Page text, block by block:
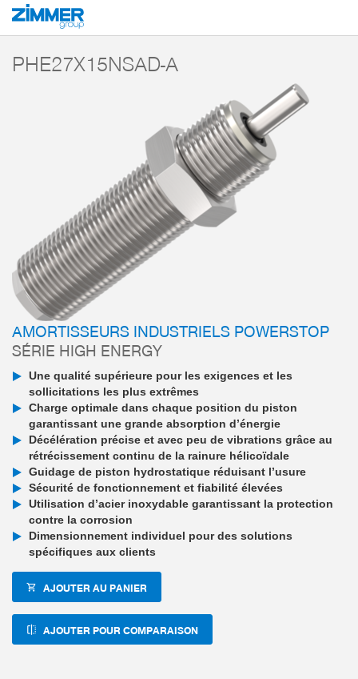
Démarrage Produits
PHE27X15NSAD-A
AMORTISSEURS INDUSTRIELS POWERSTOP
SÉRIE HIGH ENERGY
Une qualité supérieure pour les exigences et les
sollicitations les plus extrêmes
Charge optimale dans chaque position du piston
garantissant une grande absorption d’énergie
Décélération précise et avec peu de vibrations grâce au
rétrécissement continu de la rainure hélicoïdale
Guidage de piston hydrostatique réduisant l’usure
Sécurité de fonctionnement et fiabilité élevées
Utilisation d’acier inoxydable garantissant la protection
contre la corrosion
Dimensionnement individuel pour des solutions
spécifiques aux clients
AJOUTER AU PANIER
AJOUTER POUR COMPARAISON